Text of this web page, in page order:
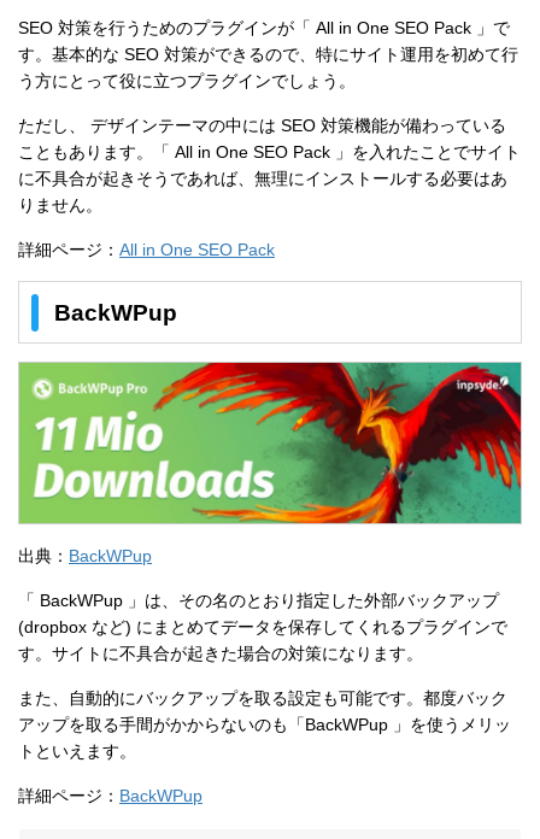
SEO 対策を行うためのプラグインが「 All in One SEO Pack 」で
す。基本的な SEO 対策ができるので、特にサイト運用を初めて行
う方にとって役に立つプラグインでしょう。
ただし、 デザインテーマの中には SEO 対策機能が備わっている
こともあります。「 All in One SEO Pack 」を入れたことでサイト
に不具合が起きそうであれば、無理にインストールする必要はあ
りません。
詳細ページ： All in One SEO Pack
BackWPup
出典： BackWPup
「 BackWPup 」は、その名のとおり指定した外部バックアップ
(dropbox など) にまとめてデータを保存してくれるプラグインで
す。サイトに不具合が起きた場合の対策になります。
また、自動的にバックアップを取る設定も可能です。都度バック
アップを取る手間がかからないのも「BackWPup 」を使うメリッ
トといえます。
詳細ページ： BackWPup